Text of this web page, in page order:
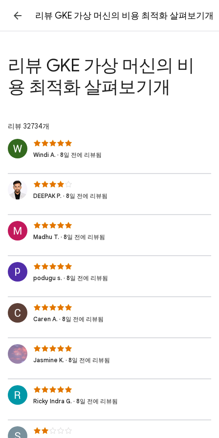
리뷰 GKE 가상 머신의 비용 최적화 살펴보기개
리뷰 GKE 가상 머신의 비
용 최적화 살펴보기개
리뷰 32734개
Windi A. · 8일 전에 리뷰됨
DEEPAK P. · 8일 전에 리뷰됨
Madhu T. · 8일 전에 리뷰됨
podugu s. · 8일 전에 리뷰됨
Caren A. · 8일 전에 리뷰됨
Jasmine K. · 8일 전에 리뷰됨
Ricky Indra G. · 8일 전에 리뷰됨